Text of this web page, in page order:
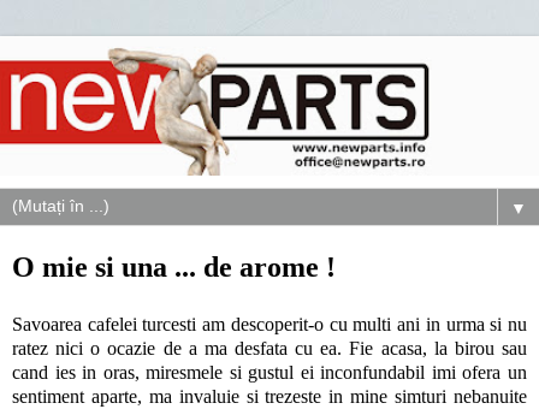
▼
O mie si una ... de arome !
Savoarea cafelei turcesti am descoperit-o cu multi ani in urma si nu
ratez nici o ocazie de a ma desfata cu ea. Fie acasa, la birou sau
cand ies in oras, miresmele si gustul ei inconfundabil imi ofera un
sentiment aparte, ma invaluie si trezeste in mine simturi nebanuite